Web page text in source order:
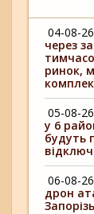
04-08-
через
ринок,
05-08-
у 6
будуть
06-08-
дрон